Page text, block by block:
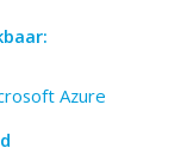
Azure